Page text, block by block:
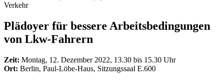
Verkehr
Plädoyer für bessere Arbeitsbedingungen
von Lkw-Fahrern
Zeit: Montag, 12. Dezember 2022, 13.30 bis 15.30 Uhr
Ort: Berlin, Paul-Löbe-Haus, Sitzungssaal E.600